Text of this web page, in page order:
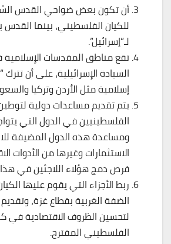
أن تكون بعض ضواحي القدس
للكيان الفلسطيني، بينما
لـ”إسرائيل”.
تقع مناطق المقدسات
السيادة الإسرائيلية، على أن تترك
إسلامية مثل الأردن وتركيا
يتم تقديم مساعدات دولية
الفلسطينيين في الدول التي
ومساعدة هذه الدول المضيفة
الاستثمارات وغيرها من الأدوات
فرص دمج هؤلاء اللاجئين في هذا
ربط الأجزاء التي يقوم عليها
الضفة الغربية بقطاع غزة،
لتحسين الظروف الاقتصادية
الفلسطيني المقترح.